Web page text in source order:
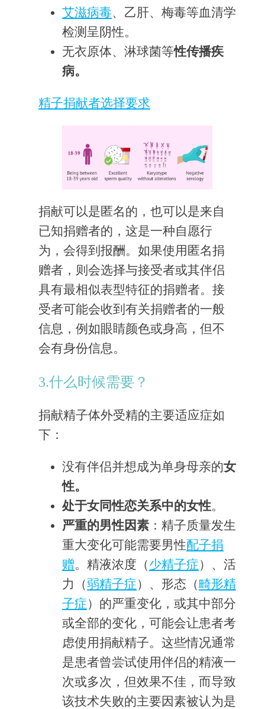
艾滋病毒、乙肝、梅毒等血清学
检测呈阴性。
无衣原体、淋球菌等性传播疾
病。
精子捐献者选择要求
捐献可以是匿名的，也可以是来自
已知捐赠者的，这是一种自愿行
为，会得到报酬。如果使用匿名捐
赠者，则会选择与接受者或其伴侣
具有最相似表型特征的捐赠者。接
受者可能会收到有关捐赠者的一般
信息，例如眼睛颜色或身高，但不
会有身份信息。
3.什么时候需要？
捐献精子体外受精的主要适应症如
下：
没有伴侣并想成为单身母亲的女
性。
处于女同性恋关系中的女性。
严重的男性因素 ：精子质量发生
重大变化可能需要男性配子捐
赠。精液浓度（少精子症）、活
力（弱精子症）、形态（畸形精
子症）的严重变化，或其中部分
或全部的变化，可能会让患者考
虑使用捐献精子。这些情况通常
是患者曾尝试使用伴侣的精液一
次或多次，但效果不佳，而导致
该技术失败的主要因素被认为是